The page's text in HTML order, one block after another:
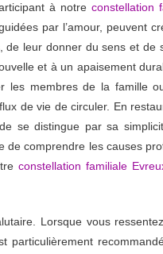
à notreconstellation
par l’amour, peuvent
de leur donner du sens et de
et à un apaisement
membres de la famille
de vie de circuler. En
se distingue par sa
comprendre les causes
constellation familiale
Lorsque vous
particulièrement